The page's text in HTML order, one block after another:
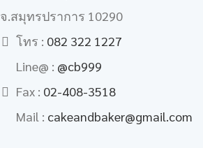
จ.สมุทรปราการ 10290
โทร : 082 322 1227
Line@ : @cb999
Fax : 02-408-3518
Mail : cakeandbaker@gmail.com